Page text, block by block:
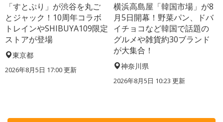
「すとぷり」が渋谷を丸ご
とジャック！10周年コラボ
トレインやSHIBUYA109限定
ストアが登場
東京都
2026年8月5日 17:00更新
横浜高島屋「韓国市場」が8
月5日開幕！野菜パン、ドバ
イチョコなど韓国で話題の
グルメや雑貨約30ブランド
が大集合！
神奈川県
2026年8月5日 10:23 更新